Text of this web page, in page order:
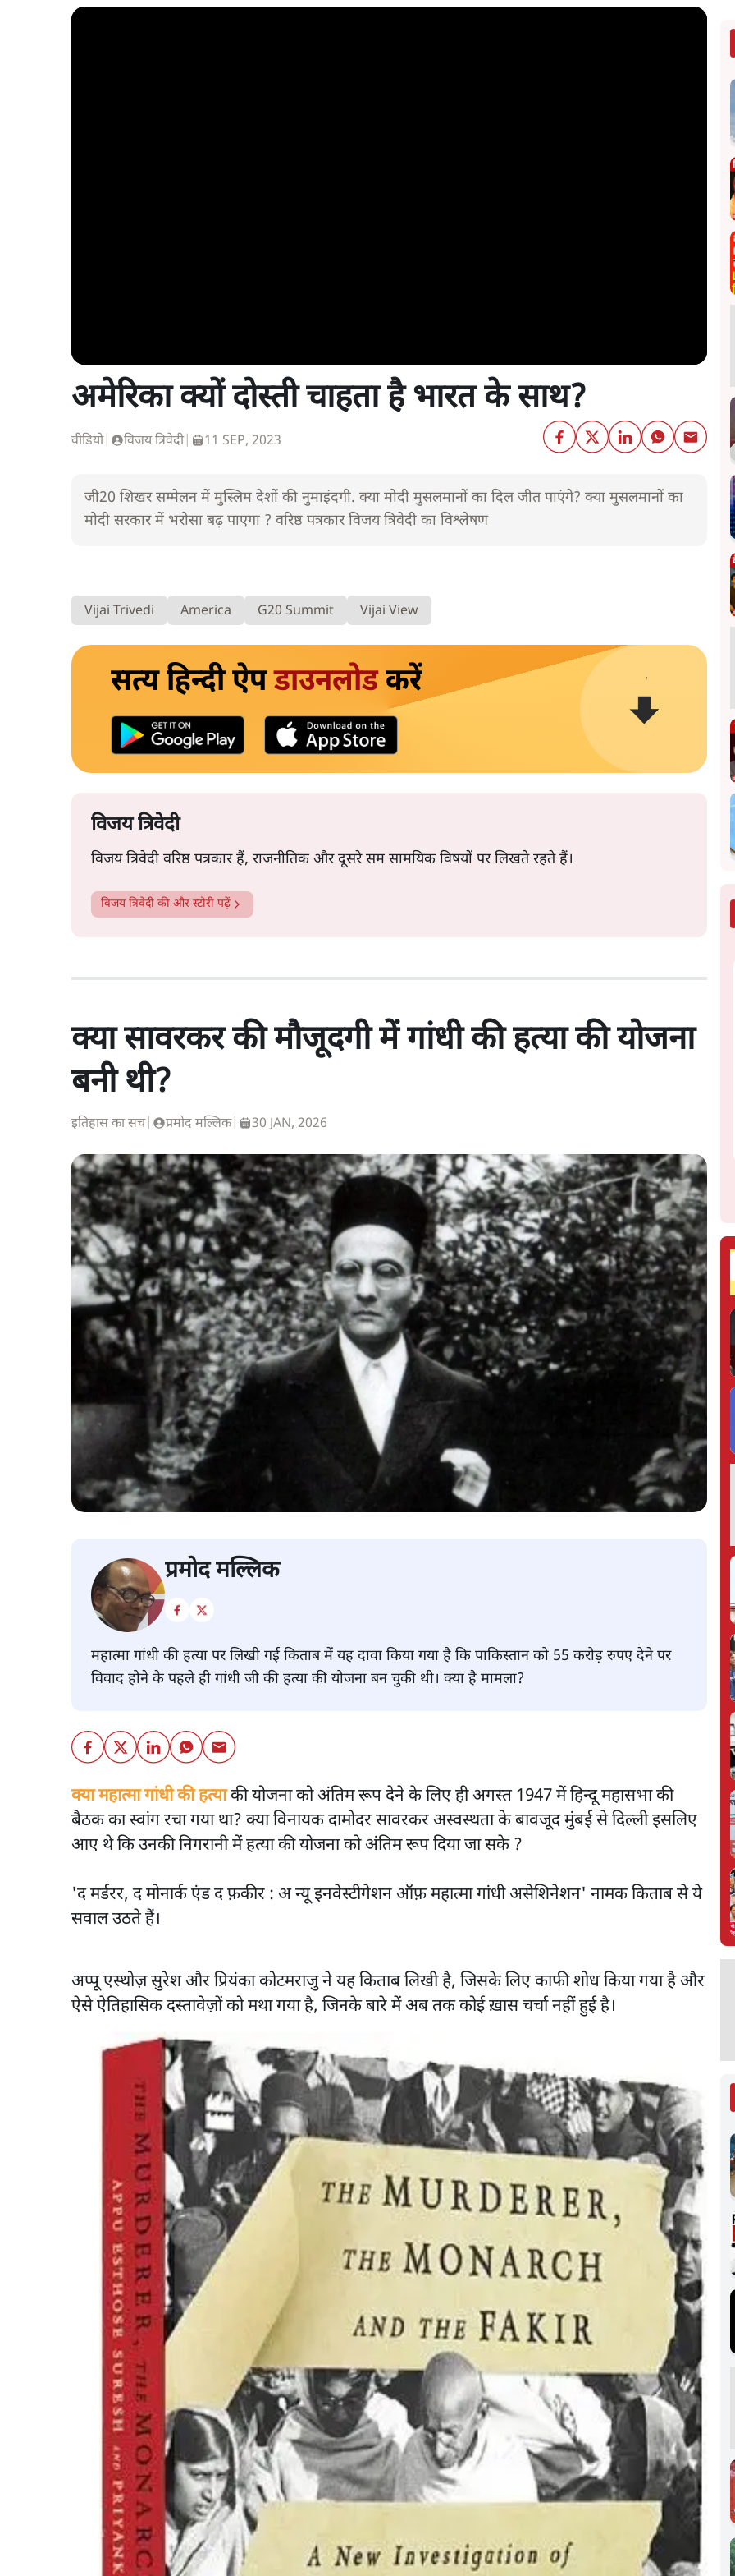
अमेरिका क्यों दोस्ती चाहता है भारत के साथ?
वीडियो| विजय त्रिवेदी| 11 SEP, 2023
जी20 शिखर सम्मेलन में मुस्लिम देशों की नुमाइंदगी. क्या मोदी मुसलमानों का दिल जीत पाएंगे? क्या मुसलमानों का
मोदी सरकार में भरोसा बढ़ पाएगा ? वरिष्ठ पत्रकार विजय त्रिवेदी का विश्लेषण
Vijai Trivedi America G20 Summit Vijai View
सत्य हिन्दी ऐपडाउनलोडकरें
विजय त्रिवेदी
विजय त्रिवेदी वरिष्ठ पत्रकार हैं, राजनीतिक और दूसरे सम सामयिक विषयों पर लिखते रहते हैं।
विजय त्रिवेदी की और स्टोरी पढ़ें
क्या सावरकर की मौजूदगी में गांधी की हत्या की योजना
बनी थी?
इतिहास का सच| प्रमोद मल्लिक| 30 JAN, 2026
प्रमोद मल्लिक
महात्मा गांधी की हत्या पर लिखी गई किताब में यह दावा किया गया है कि पाकिस्तान को 55 करोड़ रुपए देने पर
विवाद होने के पहले ही गांधी जी की हत्या की योजना बन चुकी थी। क्या है मामला?
क्या महात्मा गांधी की हत्याकी योजना को अंतिम रूप देने के लिए ही अगस्त 1947 में हिन्दू महासभा की
बैठक का स्वांग रचा गया था? क्या विनायक दामोदर सावरकर अस्वस्थता के बावजूद मुंबई से दिल्ली इसलिए
आए थे कि उनकी निगरानी में हत्या की योजना को अंतिम रूप दिया जा सके ?
'द मर्डरर, द मोनार्क एंड द फ़कीर : अ न्यू इनवेस्टीगेशन ऑफ़ महात्मा गांधी असेशिनेशन' नामक किताब से ये
सवाल उठते हैं।
अप्पू एस्थोज़ सुरेश और प्रियंका कोटमराजु ने यह किताब लिखी है, जिसके लिए काफी शोध किया गया है और
ऐसे ऐतिहासिक दस्तावेज़ों को मथा गया है, जिनके बारे में अब तक कोई ख़ास चर्चा नहीं हुई है।